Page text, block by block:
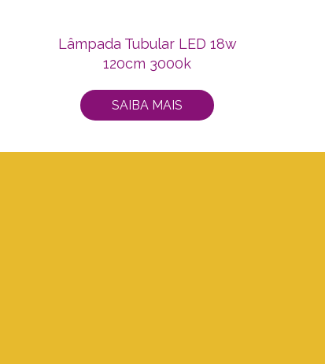
Lâmpada Tubular LED 18w
120cm 3000k
SAIBA MAIS